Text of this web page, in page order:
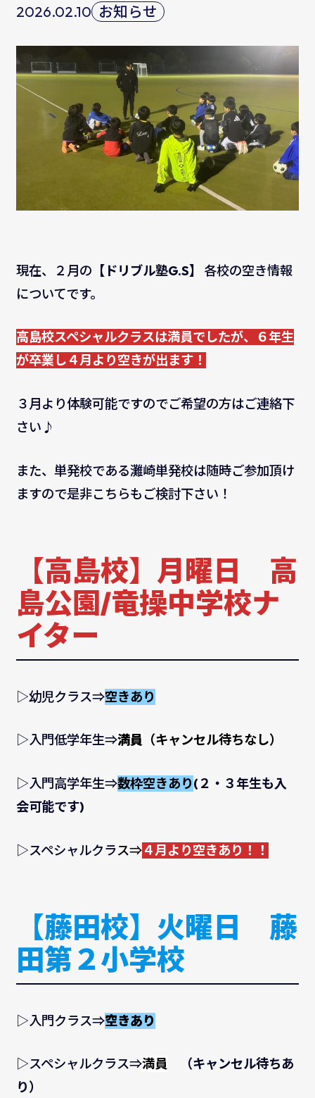
2026.02.10 お知らせ
現在、２月の 【ドリブル塾G.S】 各校の空き情報
についてです。
高島校スペシャルクラスは満員でしたが、６年生
が卒業し４月より空きが出ます！
３月より体験可能ですのでご希望の方はご連絡下
さい♪
また、単発校である灘崎単発校は随時ご参加頂け
ますので是非こちらもご検討下さい！
【高島校】月曜日 高
島公園/竜操中学校ナ
イター
▷幼児クラス⇒空きあり
▷入門低学年生⇒満員 （キャンセル待ちなし）
▷入門高学年生⇒数枠空きあり(２・３年生も入
会可能です)
▷スペシャルクラス⇒４月より空きあり！！
【藤田校】火曜日 藤
田第２小学校
▷入門クラス⇒空きあり
▷スペシャルクラス⇒満員
（キャンセル待ちあ
り）